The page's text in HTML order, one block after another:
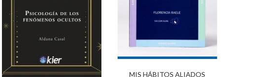
MIS HÁBITOS ALIADOS